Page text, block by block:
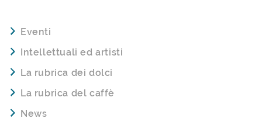
Eventi
Intellettuali ed artisti
La rubrica dei dolci
La rubrica del caffè
News